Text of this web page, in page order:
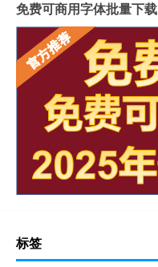
免费可商用字体批量下载
标签